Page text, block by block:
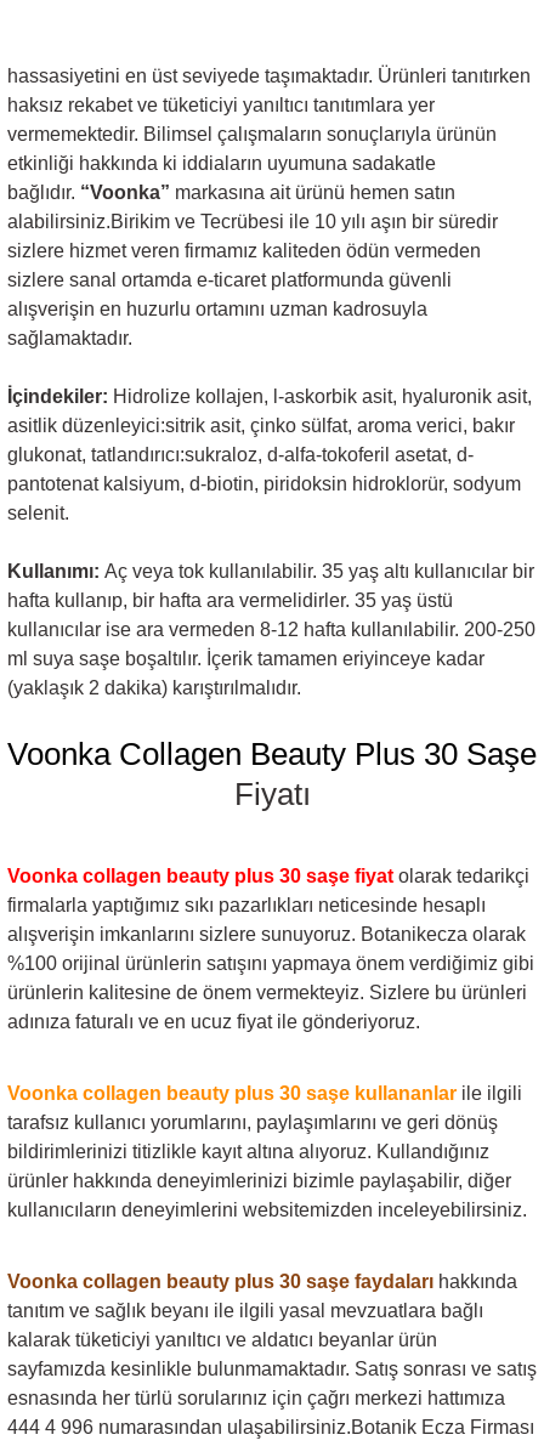
hassasiyetini en üst seviyede taşımaktadır. Ürünleri tanıtırken
haksız rekabet ve tüketiciyi yanıltıcı tanıtımlara yer
vermemektedir. Bilimsel çalışmaların sonuçlarıyla ürünün
etkinliği hakkında ki iddiaların uyumuna sadakatle
bağlıdır. “Voonka” markasına ait ürünü hemen satın
alabilirsiniz.Birikim ve Tecrübesi ile 10 yılı aşın bir süredir
sizlere hizmet veren firmamız kaliteden ödün vermeden
sizlere sanal ortamda e-ticaret platformunda güvenli
alışverişin en huzurlu ortamını uzman kadrosuyla
sağlamaktadır.
İçindekiler: Hidrolize kollajen, l-askorbik asit, hyaluronik asit,
asitlik düzenleyici:sitrik asit, çinko sülfat, aroma verici, bakır
glukonat, tatlandırıcı:sukraloz, d-alfa-tokoferil asetat, d-
pantotenat kalsiyum, d-biotin, piridoksin hidroklorür, sodyum
selenit.
Kullanımı: Aç veya tok kullanılabilir. 35 yaş altı kullanıcılar bir
hafta kullanıp, bir hafta ara vermelidirler. 35 yaş üstü
kullanıcılar ise ara vermeden 8-12 hafta kullanılabilir. 200-250
ml suya saşe boşaltılır. İçerik tamamen eriyinceye kadar
(yaklaşık 2 dakika) karıştırılmalıdır.
Voonka Collagen Beauty Plus 30 Saşe
Fiyatı
Voonka collagen beauty plus 30 saşe fiyat olarak tedarikçi
firmalarla yaptığımız sıkı pazarlıkları neticesinde hesaplı
alışverişin imkanlarını sizlere sunuyoruz. Botanikecza olarak
%100 orijinal ürünlerin satışını yapmaya önem verdiğimiz gibi
ürünlerin kalitesine de önem vermekteyiz. Sizlere bu ürünleri
adınıza faturalı ve en ucuz fiyat ile gönderiyoruz.
Voonka collagen beauty plus 30 saşe kullananlar ile ilgili
tarafsız kullanıcı yorumlarını, paylaşımlarını ve geri dönüş
bildirimlerinizi titizlikle kayıt altına alıyoruz. Kullandığınız
ürünler hakkında deneyimlerinizi bizimle paylaşabilir, diğer
kullanıcıların deneyimlerini websitemizden inceleyebilirsiniz.
Voonka collagen beauty plus 30 saşe faydaları hakkında
tanıtım ve sağlık beyanı ile ilgili yasal mevzuatlara bağlı
kalarak tüketiciyi yanıltıcı ve aldatıcı beyanlar ürün
sayfamızda kesinlikle bulunmamaktadır. Satış sonrası ve satış
esnasında her türlü sorularınız için çağrı merkezi hattımıza
444 4 996 numarasından ulaşabilirsiniz.Botanik Ecza Firması